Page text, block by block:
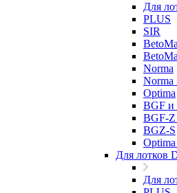
Для
PLUS
SIR
Norma
Norma
Optima
BGF и
BGF-
BGZ-S
Для лотков
Для